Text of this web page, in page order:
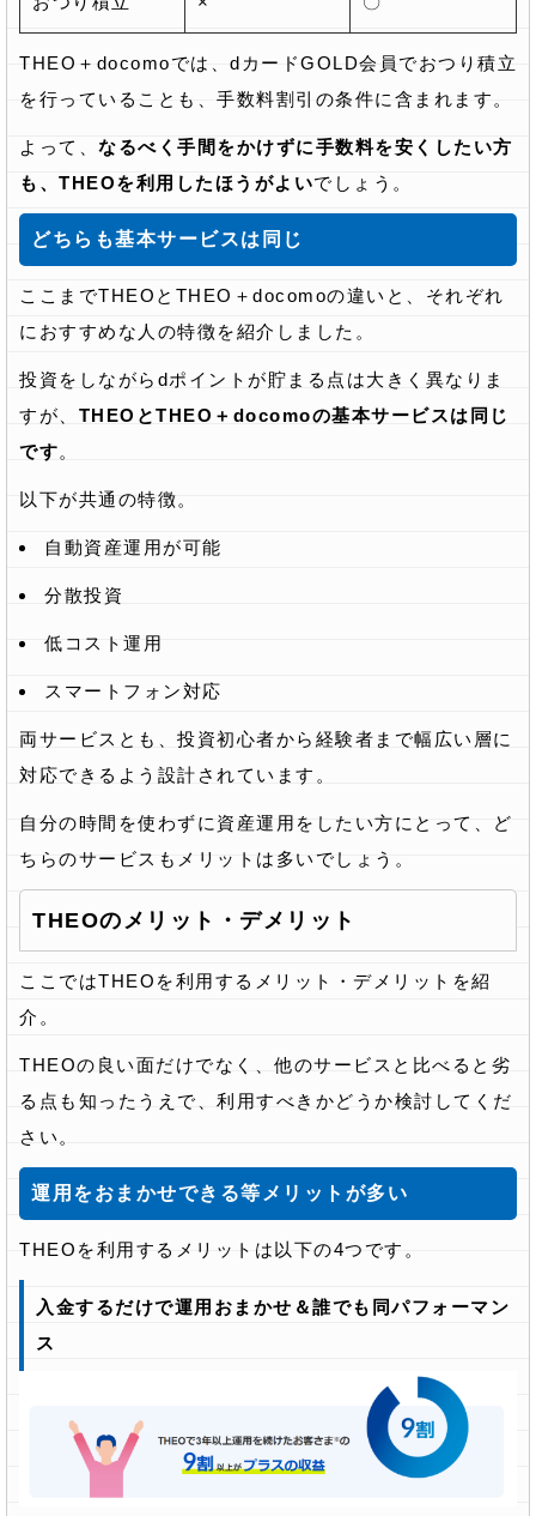
THEO＋docomoでは、dカードGOLD会員でおつり積立
を行っていることも、手数料割引の条件に含まれます。
よって、 なるべく手間をかけずに手数料を安くしたい方
も、THEOを利用したほうがよいでしょう。
どちらも基本サービスは同じ
ここまでTHEOとTHEO＋docomoの違いと、それぞれ
におすすめな人の特徴を紹介しました。
投資をしながらdポイントが貯まる点は大きく異なりま
すが、 THEOとTHEO＋docomoの基本サービスは同じ
です。
以下が共通の特徴。
自動資産運用が可能
分散投資
低コスト運用
スマートフォン対応
両サービスとも、投資初心者から経験者まで幅広い層に
対応できるよう設計されています。
自分の時間を使わずに資産運用をしたい方にとって、ど
ちらのサービスもメリットは多いでしょう。
THEOのメリット・デメリット
ここではTHEOを利用するメリット・デメリットを紹
介。
THEOの良い面だけでなく、他のサービスと比べると劣
る点も知ったうえで、利用すべきかどうか検討してくだ
さい。
運用をおまかせできる等メリットが多い
THEOを利用するメリットは以下の4つです。
入金するだけで運用おまかせ＆誰でも同パフォーマン
ス